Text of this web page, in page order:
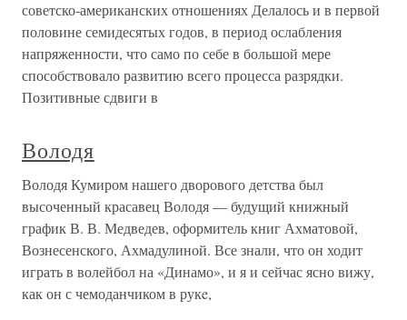
советско-американских отношениях Делалось и в первой
половине семидесятых годов, в период ослабления
напряженности, что само по себе в большой мере
способствовало развитию всего процесса разрядки.
Позитивные сдвиги в
Володя
Володя Кумиром нашего дворового детства был
высоченный красавец Володя — будущий книжный
график В. В. Медведев, оформитель книг Ахматовой,
Вознесенского, Ахмадулиной. Все знали, что он ходит
играть в волейбол на «Динамо», и я и сейчас ясно вижу,
как он с чемоданчиком в рукe,